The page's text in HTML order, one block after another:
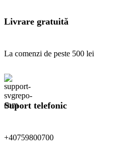
Livrare gratuită
La comenzi de peste 500 lei
Suport telefonic
+40759800700